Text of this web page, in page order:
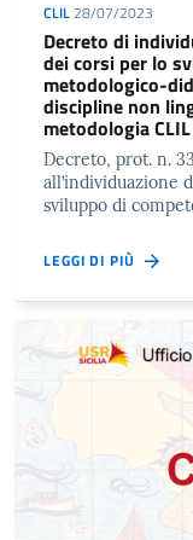
CLIL 28/07/2023
Decreto di
dei corsi per lo
metodologico-
discipline non
metodologia CLIL
Decreto, prot. n.
all’individuazione
sviluppo di
LEGGI DI PIÙ